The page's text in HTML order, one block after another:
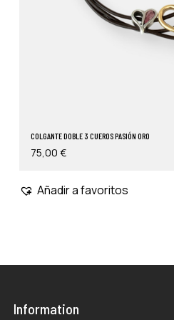
COLGANTE DOBLE 3 CUEROS PASIÓN ORO
75,00 €
Añadir a favoritos
Information